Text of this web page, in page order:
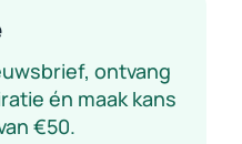
ontvang
én maak kans
€50.